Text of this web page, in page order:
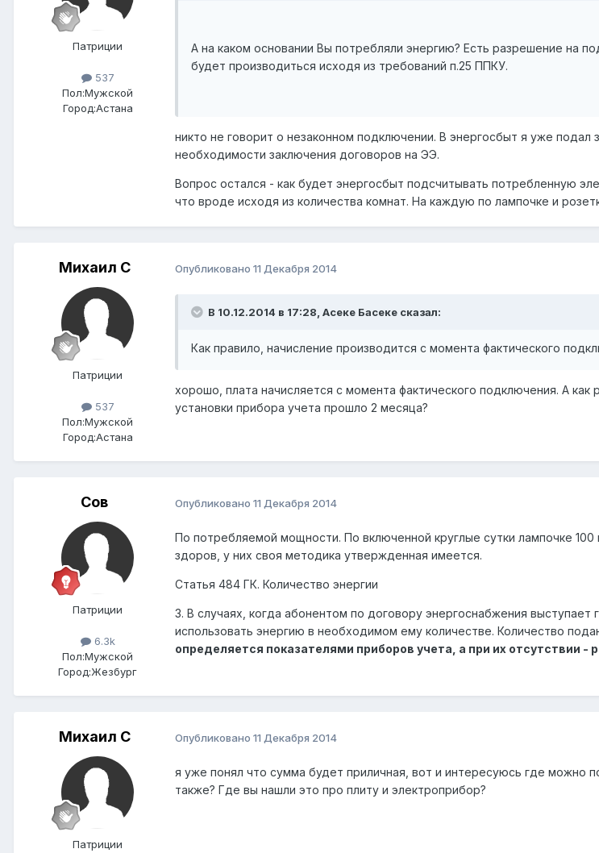
Патриции
537
Пол:Мужской
Город:Астана
А на каком основании Вы потребляли энергию? Есть разрешение на
будет производиться исходя из требований п.25 ППКУ.
никто не говорит о незаконном подключении. В энергосбыт я уже
необходимости заключения договоров на ЭЭ.
Вопрос остался - как будет энергосбыт подсчитывать потребленную
что вроде исходя из количества комнат. На каждую по лампочке и
Михаил C
Патриции
537
Пол:Мужской
Город:Астана
Опубликовано 11 Декабря 2014
В 10.12.2014 в 17:28, Асеке Басеке сказал:
Как правило, начисление производится с момента фактического
хорошо, плата начисляется с момента фактического подключения. А
установки прибора учета прошло 2 месяца?
Сов
Патриции
6.3k
Пол:Мужской
Город:Жезбург
Опубликовано 11 Декабря 2014
По потребляемой мощности. По включенной круглые сутки лампочке
здоров, у них своя методика утвержденная имеется.
Статья 484 ГК. Количество энергии
3. В случаях, когда абонентом по договору энергоснабжения
использовать энергию в необходимом ему количестве. Количество
определяется показателями приборов учета, а при их отсутствии -
Михаил C
Патриции
Опубликовано 11 Декабря 2014
я уже понял что сумма будет приличная, вот и интересуюсь где можно
также? Где вы нашли это про плиту и электроприбор?